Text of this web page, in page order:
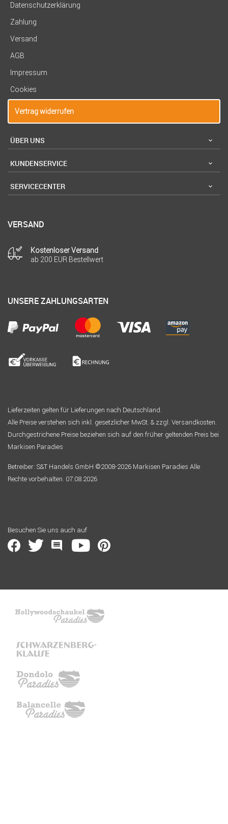
Datenschutzerklärung
Zahlung
Versand
AGB
Impressum
Cookies
Vertrag widerrufen
ÜBER UNS
KUNDENSERVICE
SERVICECENTER
VERSAND
Kostenloser Versand
ab 200 EUR Bestellwert
UNSERE ZAHLUNGSARTEN
Lieferzeiten gelten für Lieferungen nach Deutschland.
Alle Preise verstehen sich inkl. gesetzlicher MwSt. & zzgl. Versandkosten.
Durchgestrichene Preise beziehen sich auf den früher geltenden Preis bei
Markisen Paradies
Betreiber: S&T Handels GmbH ©2008-2026 Markisen Paradies Alle
Rechte vorbehalten. 07.08.2026
Besuchen Sie uns auch auf